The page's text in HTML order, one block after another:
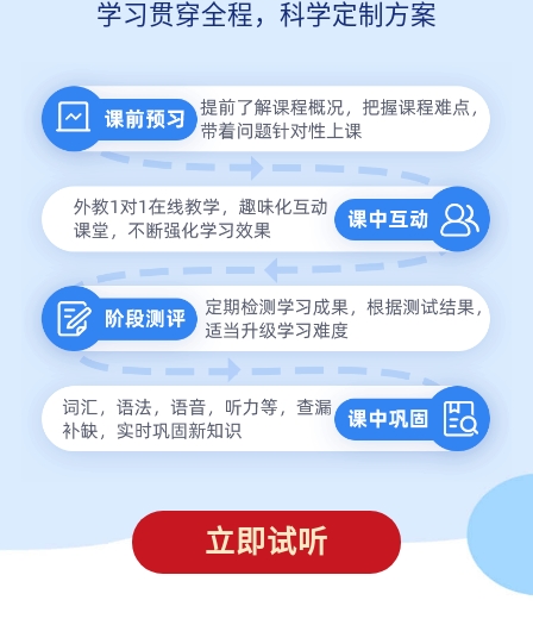
学习贯穿全程，科学定制方案
立即试听